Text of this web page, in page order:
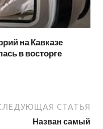
на Кавказе
в восторге
СТАТЬЯ
Назван самый